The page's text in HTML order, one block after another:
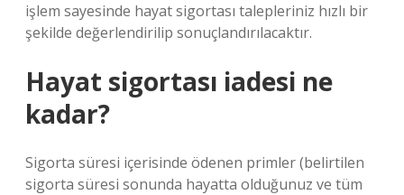
işlem sayesinde hayat sigortası talepleriniz hızlı bir
şekilde değerlendirilip sonuçlandırılacaktır.
Hayat sigortası iadesi ne
kadar?
Sigorta süresi içerisinde ödenen primler (belirtilen
sigorta süresi sonunda hayatta olduğunuz ve tüm